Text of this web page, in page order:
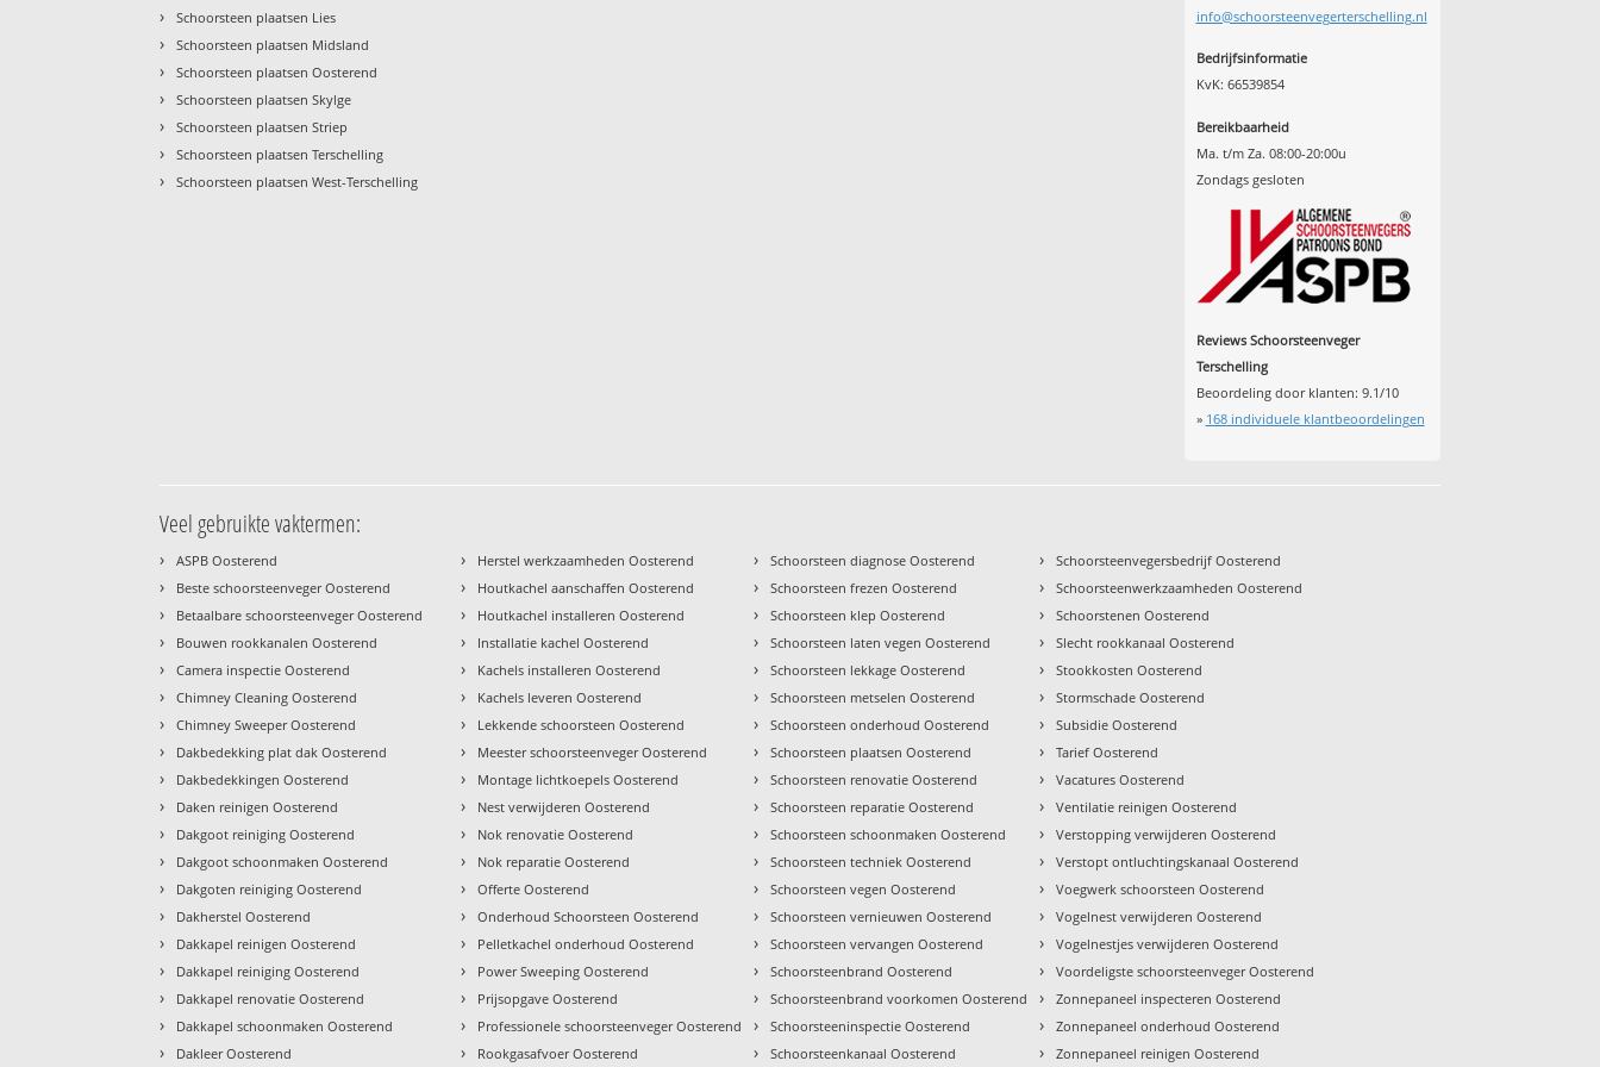
›
Schoorsteen plaatsen Lies
› Schoorsteen plaatsen Midsland
› Schoorsteen plaatsen Oosterend
› Schoorsteen plaatsen Skylge
› Schoorsteen plaatsen Striep
› Schoorsteen plaatsen Terschelling
› Schoorsteen plaatsen West-Terschelling
info@schoorsteenvegerterschelling.nl
Bedrijfsinformatie
KvK: 66539854
Bereikbaarheid
Ma. t/m Za. 08:00-20:00u
Zondags gesloten
Reviews Schoorsteenveger
Terschelling
Beoordeling door klanten: 9.1/10
» 168individuele klantbeoordelingen
Veel gebruikte vaktermen:
› ASPB Oosterend
› Beste schoorsteenveger Oosterend
› Betaalbare schoorsteenveger Oosterend
› Bouwen rookkanalen Oosterend
› Camera inspectie Oosterend
› Chimney Cleaning Oosterend
› Chimney Sweeper Oosterend
› Dakbedekking plat dak Oosterend
› Dakbedekkingen Oosterend
› Daken reinigen Oosterend
› Dakgoot reiniging Oosterend
› Dakgoot schoonmaken Oosterend
› Dakgoten reiniging Oosterend
› Dakherstel Oosterend
› Dakkapel reinigen Oosterend
› Dakkapel reiniging Oosterend
› Dakkapel renovatie Oosterend
› Dakkapel schoonmaken Oosterend
› Dakleer Oosterend
› Herstel werkzaamheden Oosterend
› Houtkachel aanschaffen Oosterend
› Houtkachel installeren Oosterend
› Installatie kachel Oosterend
› Kachels installeren Oosterend
› Kachels leveren Oosterend
› Lekkende schoorsteen Oosterend
› Meester schoorsteenveger Oosterend
› Montage lichtkoepels Oosterend
› Nest verwijderen Oosterend
› Nok renovatie Oosterend
› Nok reparatie Oosterend
› Offerte Oosterend
› Onderhoud Schoorsteen Oosterend
› Pelletkachel onderhoud Oosterend
› Power Sweeping Oosterend
› Prijsopgave Oosterend
› Professionele schoorsteenveger Oosterend
› Rookgasafvoer Oosterend
› Schoorsteen diagnose Oosterend
› Schoorsteen frezen Oosterend
› Schoorsteen klep Oosterend
› Schoorsteen laten vegen Oosterend
› Schoorsteen lekkage Oosterend
› Schoorsteen metselen Oosterend
› Schoorsteen onderhoud Oosterend
› Schoorsteen plaatsen Oosterend
› Schoorsteen renovatie Oosterend
› Schoorsteen reparatie Oosterend
› Schoorsteen schoonmaken Oosterend
› Schoorsteen techniek Oosterend
› Schoorsteen vegen Oosterend
› Schoorsteen vernieuwen Oosterend
› Schoorsteen vervangen Oosterend
› Schoorsteenbrand Oosterend
› Schoorsteenbrand voorkomen Oosterend
› Schoorsteeninspectie Oosterend
› Schoorsteenkanaal Oosterend
› Schoorsteenvegersbedrijf Oosterend
› Schoorsteenwerkzaamheden Oosterend
› Schoorstenen Oosterend
› Slecht rookkanaal Oosterend
› Stookkosten Oosterend
› Stormschade Oosterend
› Subsidie Oosterend
› Tarief Oosterend
› Vacatures Oosterend
› Ventilatie reinigen Oosterend
› Verstopping verwijderen Oosterend
› Verstopt ontluchtingskanaal Oosterend
› Voegwerk schoorsteen Oosterend
› Vogelnest verwijderen Oosterend
› Vogelnestjes verwijderen Oosterend
› Voordeligste schoorsteenveger Oosterend
› Zonnepaneel inspecteren Oosterend
› Zonnepaneel onderhoud Oosterend
› Zonnepaneel reinigen Oosterend